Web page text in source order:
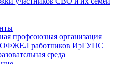
профсоюзная организация
работников ИрГУПС
среда